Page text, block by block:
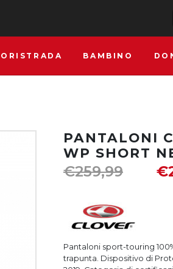
BAMBINO
PANTALONI
WP SHORT
€259,99 €
Pantaloni sport-touring
trapunta. Dispositivo di